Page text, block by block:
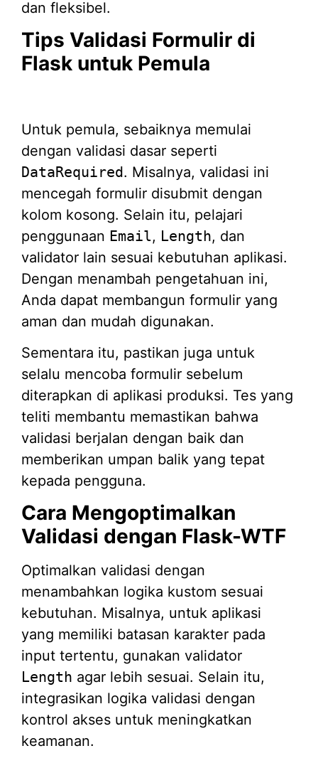
dan fleksibel.
Tips Validasi Formulir di
Flask untuk Pemula
Untuk pemula, sebaiknya memulai
dengan validasi dasar seperti
DataRequired. Misalnya, validasi ini
mencegah formulir disubmit dengan
kolom kosong. Selain itu, pelajari
penggunaan Email, Length, dan
validator lain sesuai kebutuhan aplikasi.
Dengan menambah pengetahuan ini,
Anda dapat membangun formulir yang
aman dan mudah digunakan.
Sementara itu, pastikan juga untuk
selalu mencoba formulir sebelum
diterapkan di aplikasi produksi. Tes yang
teliti membantu memastikan bahwa
validasi berjalan dengan baik dan
memberikan umpan balik yang tepat
kepada pengguna.
Cara Mengoptimalkan
Validasi dengan Flask-WTF
Optimalkan validasi dengan
menambahkan logika kustom sesuai
kebutuhan. Misalnya, untuk aplikasi
yang memiliki batasan karakter pada
input tertentu, gunakan validator
Length agar lebih sesuai. Selain itu,
integrasikan logika validasi dengan
kontrol akses untuk meningkatkan
keamanan.